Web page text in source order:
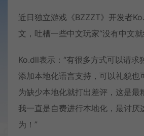
近日独立游戏《BZZZT》开发者
文，吐槽一些中文玩家“没有中文就
Ko.dll表示：“有很多方式可以请求
添加本地化语言支持，可以礼貌也
为缺少本地化就打出差评，这是最
我一直是自费进行本地化，最讨厌
为！”